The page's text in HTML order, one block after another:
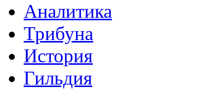
Аналитика
Трибуна
История
Гильдия